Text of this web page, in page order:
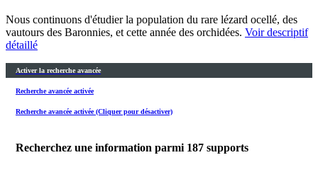
Nous continuons d'étudier la population du rare lézard ocellé, des
vautours des Baronnies, et cette année des orchidées. Voir descriptif
détaillé
Activer la recherche avancée
Recherche avancée activée
Recherche avancée activée (Cliquer pour désactiver)
Recherchez une information parmi 187 supports